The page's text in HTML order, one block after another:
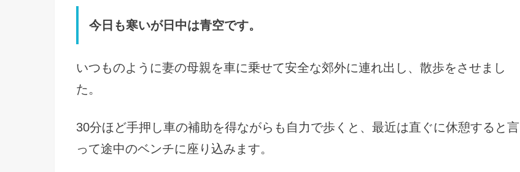
今日も寒いが日中は青空です。
いつものように妻の母親を車に乗せて安全な郊外に連れ出し、散歩をさせまし
た。
30分ほど手押し車の補助を得ながらも自力で歩くと、最近は直ぐに休憩すると言
って途中のベンチに座り込みます。